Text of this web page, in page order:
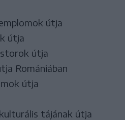
útja
útja
útja
Romániában
útja
tájának útja